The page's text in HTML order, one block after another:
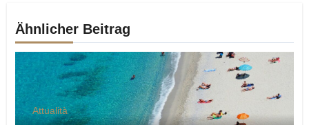
Ähnlicher Beitrag
Attualità